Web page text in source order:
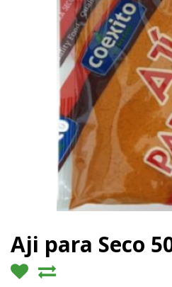
Aji para Seco